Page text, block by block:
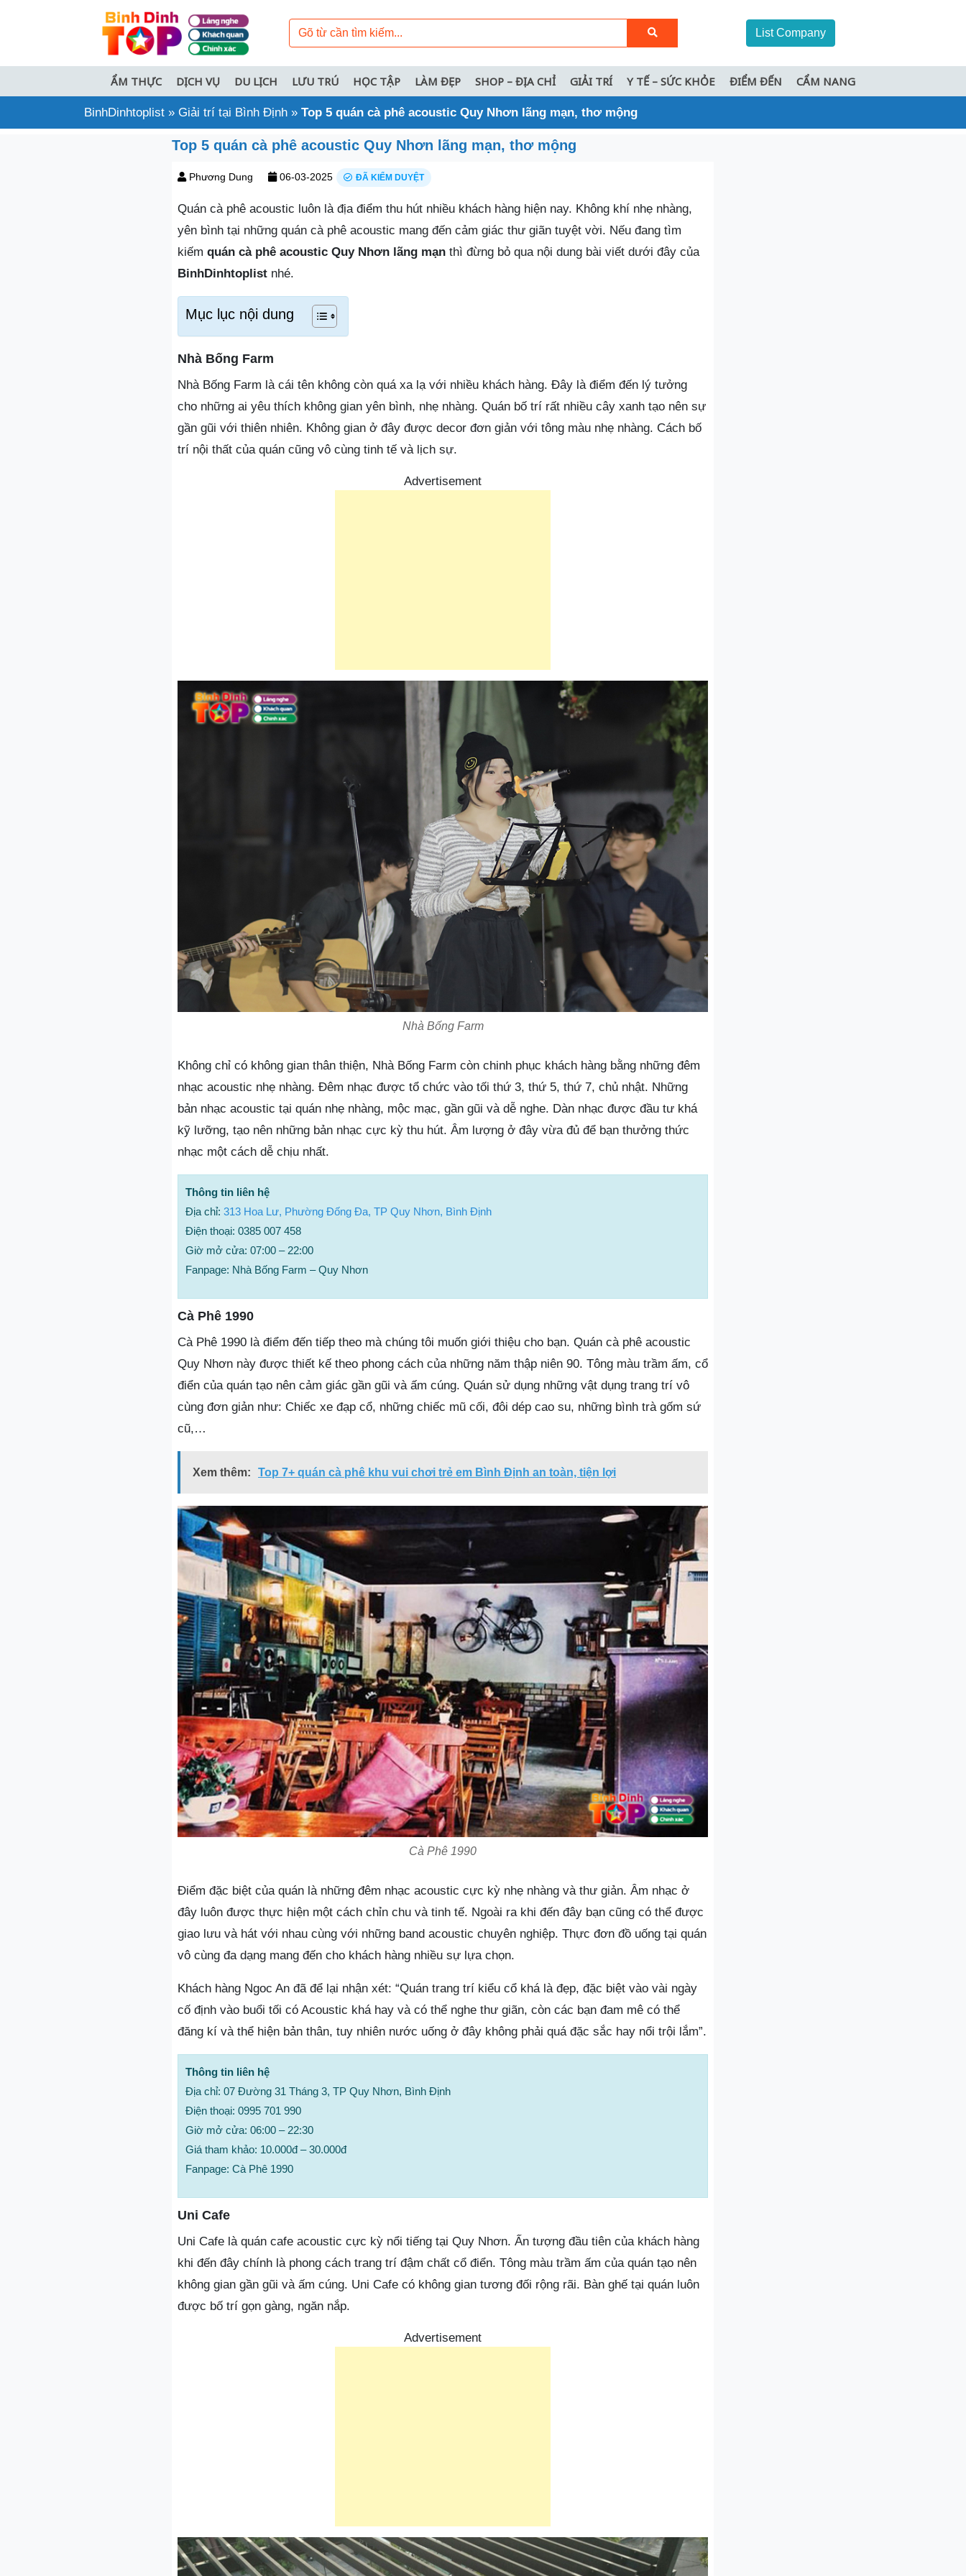
List Company
ẨM THỰC DỊCH VỤ DU LỊCH LƯU TRÚ HỌC TẬP LÀM ĐẸP SHOP – ĐỊA CHỈ GIẢI TRÍ Y TẾ – SỨC KHỎE ĐIỂM ĐẾN CẨM NANG
BinhDinhtoplist » Giải trí tại Bình Định » Top 5 quán cà phê acoustic Quy Nhơn lãng mạn, thơ mộng
Top 5 quán cà phê acoustic Quy Nhơn lãng mạn, thơ mộng
Phương Dung 06-03-2025 ĐÃ KIỂM DUYỆT
Quán cà phê acoustic luôn là địa điểm thu hút nhiều khách hàng hiện nay. Không khí nhẹ nhàng,
yên bình tại những quán cà phê acoustic mang đến cảm giác thư giãn tuyệt vời. Nếu đang tìm
kiếm quán cà phê acoustic Quy Nhơn lãng mạn thì đừng bỏ qua nội dung bài viết dưới đây của
BinhDinhtoplist nhé.
Mục lục nội dung
Nhà Bống Farm
Nhà Bống Farm là cái tên không còn quá xa lạ với nhiều khách hàng. Đây là điểm đến lý tưởng
cho những ai yêu thích không gian yên bình, nhẹ nhàng. Quán bố trí rất nhiều cây xanh tạo nên sự
gần gũi với thiên nhiên. Không gian ở đây được decor đơn giản với tông màu nhẹ nhàng. Cách bố
trí nội thất của quán cũng vô cùng tinh tế và lịch sự.
Advertisement
Nhà Bống Farm
Không chỉ có không gian thân thiện, Nhà Bống Farm còn chinh phục khách hàng bằng những đêm
nhạc acoustic nhẹ nhàng. Đêm nhạc được tổ chức vào tối thứ 3, thứ 5, thứ 7, chủ nhật. Những
bản nhạc acoustic tại quán nhẹ nhàng, mộc mạc, gần gũi và dễ nghe. Dàn nhạc được đầu tư khá
kỹ lưỡng, tạo nên những bản nhạc cực kỳ thu hút. Âm lượng ở đây vừa đủ để bạn thưởng thức
nhạc một cách dễ chịu nhất.
Thông tin liên hệ
Địa chỉ: 313 Hoa Lư, Phường Đống Đa, TP Quy Nhơn, Bình Định
Điện thoại: 0385 007 458
Giờ mở cửa: 07:00 – 22:00
Fanpage: Nhà Bống Farm – Quy Nhơn
Cà Phê 1990
Cà Phê 1990 là điểm đến tiếp theo mà chúng tôi muốn giới thiệu cho bạn. Quán cà phê acoustic
Quy Nhơn này được thiết kế theo phong cách của những năm thập niên 90. Tông màu trầm ấm, cổ
điển của quán tạo nên cảm giác gần gũi và ấm cúng. Quán sử dụng những vật dụng trang trí vô
cùng đơn giản như: Chiếc xe đạp cổ, những chiếc mũ cối, đôi dép cao su, những bình trà gốm sứ
cũ,…
Xem thêm: Top 7+ quán cà phê khu vui chơi trẻ em Bình Định an toàn, tiện lợi
Cà Phê 1990
Điểm đặc biệt của quán là những đêm nhạc acoustic cực kỳ nhẹ nhàng và thư giản. Âm nhạc ở
đây luôn được thực hiện một cách chỉn chu và tinh tế. Ngoài ra khi đến đây bạn cũng có thể được
giao lưu và hát với nhau cùng với những band acoustic chuyên nghiệp. Thực đơn đồ uống tại quán
vô cùng đa dạng mang đến cho khách hàng nhiều sự lựa chọn.
Khách hàng Ngoc An đã để lại nhận xét: “Quán trang trí kiểu cổ khá là đẹp, đặc biệt vào vài ngày
cố định vào buổi tối có Acoustic khá hay và có thể nghe thư giãn, còn các bạn đam mê có thể
đăng kí và thể hiện bản thân, tuy nhiên nước uống ở đây không phải quá đặc sắc hay nổi trội lắm”.
Thông tin liên hệ
Địa chỉ: 07 Đường 31 Tháng 3, TP Quy Nhơn, Bình Định
Điện thoại: 0995 701 990
Giờ mở cửa: 06:00 – 22:30
Giá tham khảo: 10.000đ – 30.000đ
Fanpage: Cà Phê 1990
Uni Cafe
Uni Cafe là quán cafe acoustic cực kỳ nổi tiếng tại Quy Nhơn. Ấn tượng đầu tiên của khách hàng
khi đến đây chính là phong cách trang trí đậm chất cổ điển. Tông màu trầm ấm của quán tạo nên
không gian gần gũi và ấm cúng. Uni Cafe có không gian tương đối rộng rãi. Bàn ghế tại quán luôn
được bố trí gọn gàng, ngăn nắp.
Advertisement